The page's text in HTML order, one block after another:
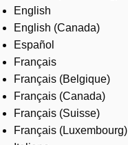
Careers
English
English (Canada)
Español
Français
Français (Belgique)
Français (Canada)
Français (Suisse)
Français (Luxembourg)